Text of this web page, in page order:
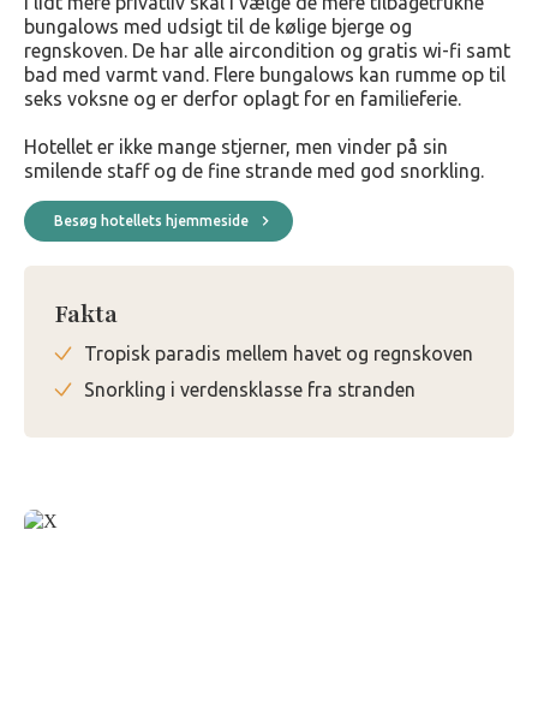
bungalows med udsigt til de kølige bjerge og
regnskoven. De har alle aircondition og gratis wi-fi samt
bad med varmt vand. Flere bungalows kan rumme op til
seks voksne og er derfor oplagt for en familieferie.
Hotellet er ikke mange stjerner, men vinder på sin
smilende staff og de fine strande med god snorkling.
Besøg hotellets hjemmeside
Fakta
Tropisk paradis mellem havet og regnskoven
Snorkling i verdensklasse fra stranden